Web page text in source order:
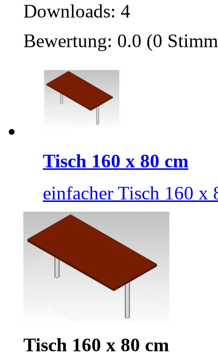
Downloads: 4
Bewertung: 0.0 (0
Tisch 160 x 80 cm
einfacher Tisch 160 x
Tisch 160 x 80 cm